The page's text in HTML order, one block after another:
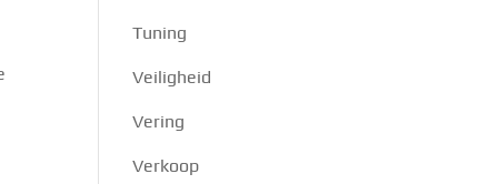
Tuning
Veiligheid
Vering
Verkoop